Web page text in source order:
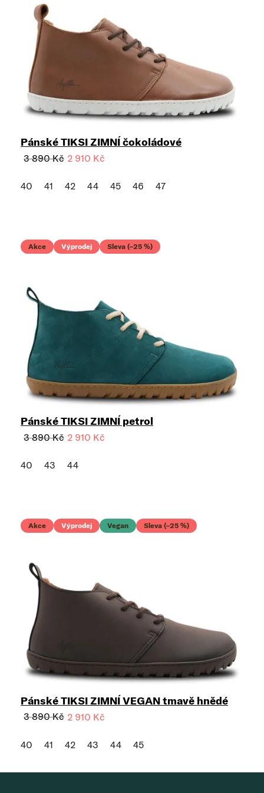
Pánské TIKSI ZIMNÍ čokoládové
3 890 Kč 2 910 Kč
40 41 42 44 45 46 47
Akce Výprodej Sleva (–25 %)
Pánské TIKSI ZIMNÍ petrol
3 890 Kč 2 910 Kč
40 43 44
Akce Výprodej Vegan Sleva (–25 %)
Pánské TIKSI ZIMNÍ VEGAN tmavě hnědé
3 890 Kč 2 910 Kč
40 41 42 43 44 45